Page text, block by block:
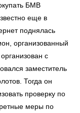
БМВ
еще в
поднялась
организованный
с
заместитель
Тогда он
проверку по
меры по